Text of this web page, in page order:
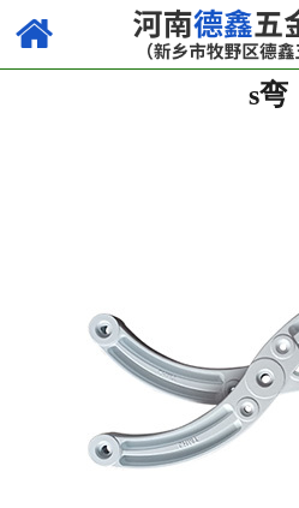
s弯